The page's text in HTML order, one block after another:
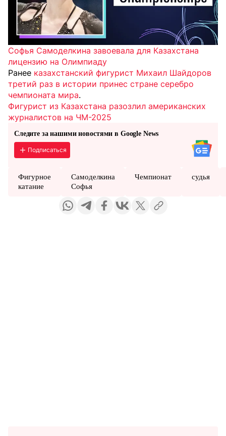
Софья Самоделкина завоевала для Казахстана
лицензию на Олимпиаду
Ранее казахстанский фигурист Михаил Шайдоров
третий раз в истории принес стране серебро
чемпионата мира.
Фигурист из Казахстана разозлил американских
журналистов на ЧМ-2025
Следите за нашими новостями в Google News
Подписаться
Фигурное
катание
Самоделкина
Софья
Чемпионат судья